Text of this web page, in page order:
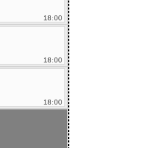
18:00
18:00
18:00